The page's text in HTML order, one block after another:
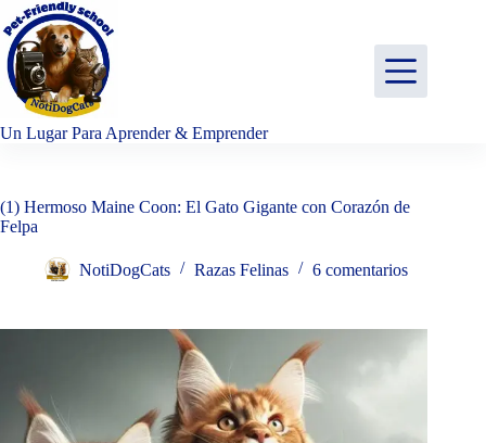
Saltar
al
contenido
Un Lugar Para Aprender & Emprender
(1) Hermoso Maine Coon: El Gato Gigante con Corazón de
Felpa
NotiDogCats Razas Felinas 6 comentarios